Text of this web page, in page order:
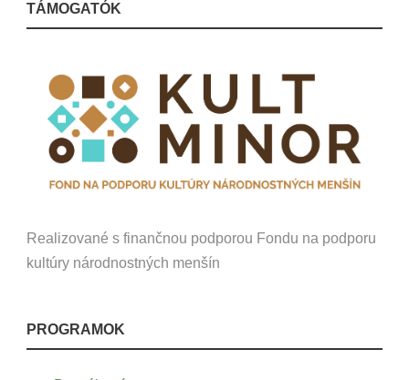
TÁMOGATÓK
Realizované s finančnou podporou Fondu na podporu
kultúry národnostných menšín
PROGRAMOK